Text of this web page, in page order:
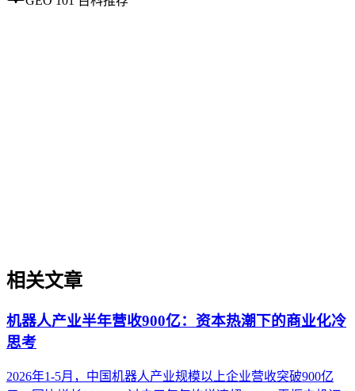
相关文章
机器人产业半年营收900亿：资本热潮下的商业化冷
思考
2026年1-5月，中国机器人产业规模以上企业营收突破900亿